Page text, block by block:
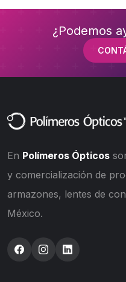
¿Podemos
En Polímeros Ópticos
y comercialización de
armazones, lentes de
México.